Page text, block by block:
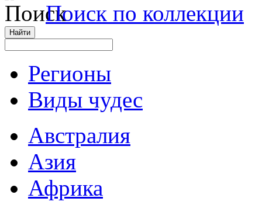
Поиск по коллекции
Регионы
Виды чудес
Австралия
Азия
Африка